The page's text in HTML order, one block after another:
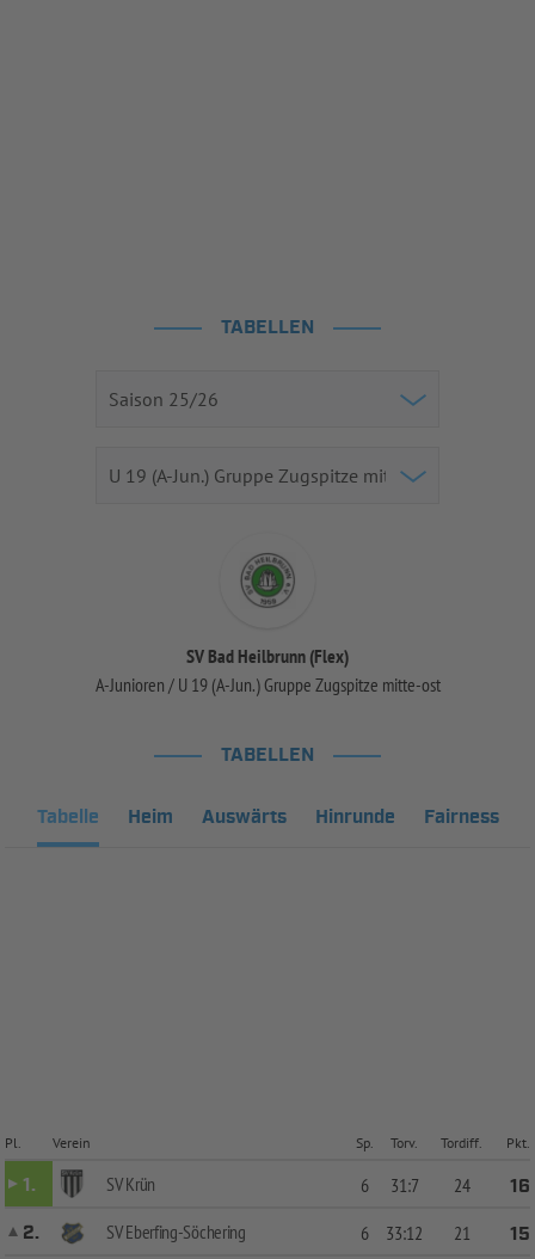
TABELLEN
SV Bad Heilbrunn (Flex)
A-Junioren / U 19 (A-Jun.) Gruppe Zugspitze mitte-ost
TABELLEN
Tabelle Heim Auswärts Hinrunde Fairness
Pl. Verein Sp. Torv. Tordiff. Pkt.
1. SV Krün 6 31:7 24
16
2.
SV Eberfing-Söchering 6 33:12 21
15